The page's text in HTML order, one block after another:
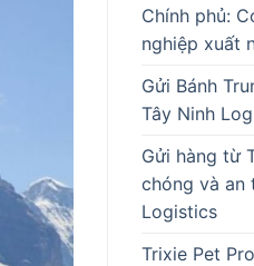
Chính phủ:
nghiệp xuất
Gửi Bánh
Tây Ninh
Gửi hàng từ
chóng và an
Logistics
Trixie Pet